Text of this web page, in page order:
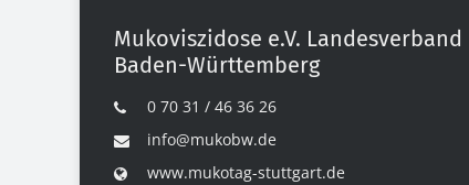
Mukoviszidose e.V. Landesverband
Baden-Württemberg
0 70 31 / 46 36 26
info@mukobw.de
www.mukotag-stuttgart.de